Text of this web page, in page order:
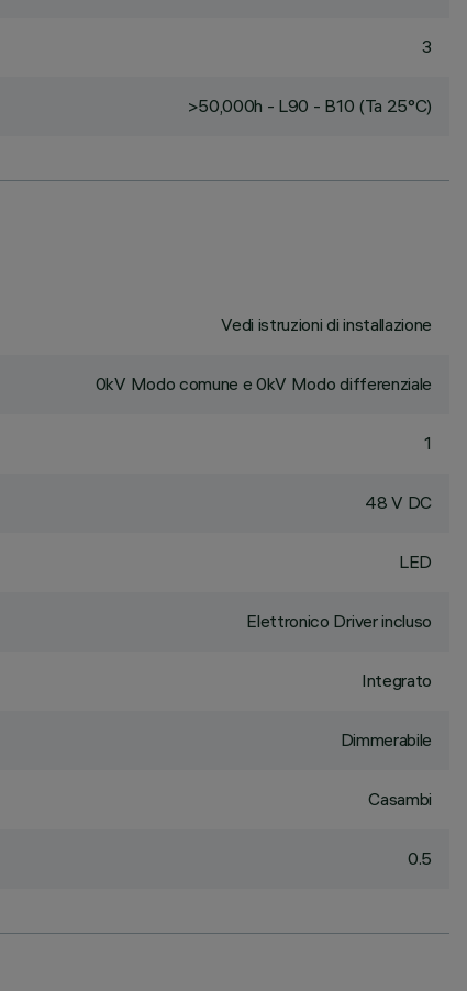
3
>50,000h - L90 - B10 (Ta 25°C)
Vedi istruzioni di installazione
0kV Modo comune e 0kV Modo differenziale
1
48 V DC
LED
Elettronico Driver incluso
Integrato
Dimmerabile
Casambi
0.5